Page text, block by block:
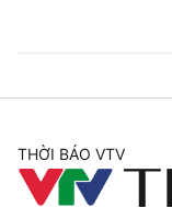
THỜI BÁO VTV